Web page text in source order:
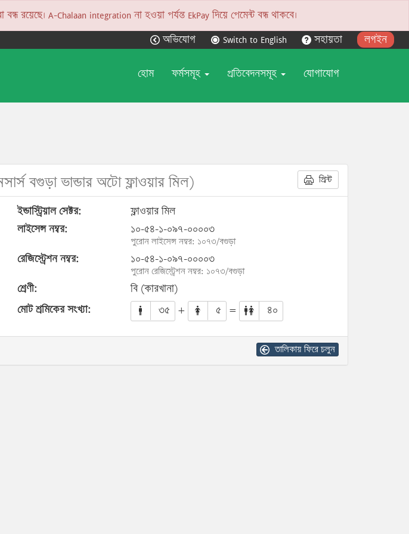
A-Chalaan integration না হওয়া পর্যন্ত EkPay দিয়ে পেমেন্ট বন্ধ থাকবে।
অভিযোগ Switch to English সহায়তা লগইন
হোম ফর্মসমূহ প্রতিবেদনসমূহ যোগাযোগ
বগুড়া ভান্ডার অটো ফ্লাওয়ার মিল) প্রিন্ট
ইন্ডাস্ট্রিয়াল সেক্টর:
ফ্লাওয়ার মিল
লাইসেন্স নম্বর:
১০-৫৪-১-০৯৭-০০০০৩
পুরোন লাইসেন্স নম্বর: ১০৭৩/বগুড়া
রেজিস্ট্রেশন নম্বর: ১০-৫৪-১-০৯৭-০০০০৩
পুরোন রেজিস্ট্রেশন নম্বর: ১০৭৩/বগুড়া
শ্রেণী:
বি (কারখানা)
মোট শ্রমিকের সংখ্যা:
৩৫ + ৫ = ৪০
তালিকায় ফিরে চলুন